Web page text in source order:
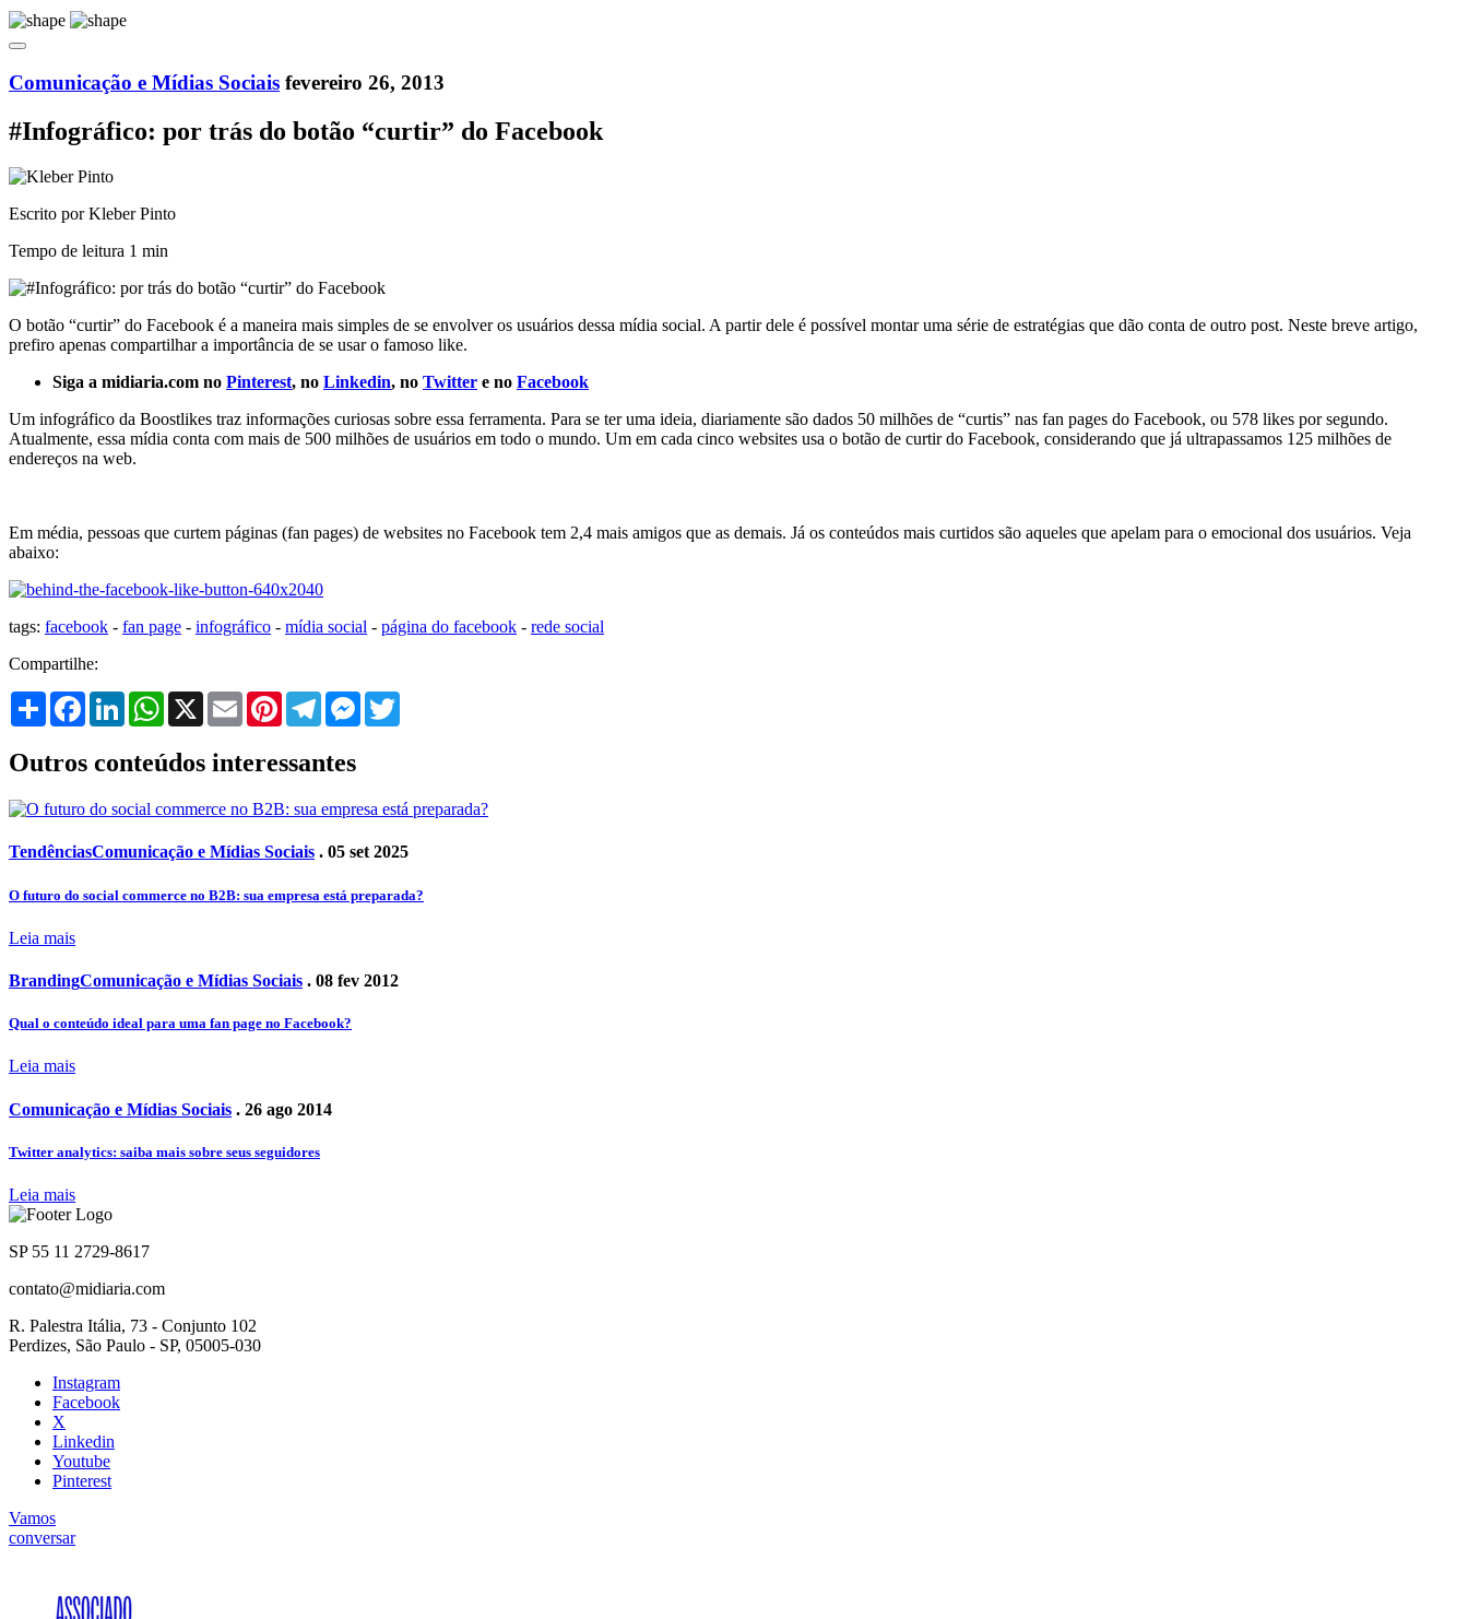
Comunicação e Mídias Sociais fevereiro 26, 2013
#Infográfico: por trás do botão “curtir” do Facebook
Escrito por Kleber Pinto
Tempo de leitura 1 min
O botão “curtir” do Facebook é a maneira mais simples de se envolver os usuários dessa mídia social. A partir dele é possível montar uma série de estratégias que dão conta de outro post. Neste breve artigo,
prefiro apenas compartilhar a importância de se usar o famoso like.
Siga a midiaria.com no Pinterest, no Linkedin, no Twitter e no Facebook
Um infográfico da Boostlikes traz informações curiosas sobre essa ferramenta. Para se ter uma ideia, diariamente são dados 50 milhões de “curtis” nas fan pages do Facebook, ou 578 likes por segundo.
Atualmente, essa mídia conta com mais de 500 milhões de usuários em todo o mundo. Um em cada cinco websites usa o botão de curtir do Facebook, considerando que já ultrapassamos 125 milhões de
endereços na web.
Em média, pessoas que curtem páginas (fan pages) de websites no Facebook tem 2,4 mais amigos que as demais. Já os conteúdos mais curtidos são aqueles que apelam para o emocional dos usuários. Veja
abaixo:
tags: facebook - fan page - infográfico - mídia social - página do facebook - rede social
Compartilhe:
Share FacebookLinkedInWhatsApp
X Email PinterestTelegramMessenger
Outros conteúdos interessantes
TendênciasComunicação e Mídias Sociais . 05 set 2025
O futuro do social commerce no B2B: sua empresa está preparada?
Leia mais
BrandingComunicação e Mídias Sociais . 08 fev 2012
Qual o conteúdo ideal para uma fan page no Facebook?
Leia mais
Comunicação e Mídias Sociais . 26 ago 2014
Twitter analytics: saiba mais sobre seus seguidores
Leia mais
SP 55 11 2729-8617
contato@midiaria.com
R. Palestra Itália, 73 - Conjunto 102
Perdizes, São Paulo - SP, 05005-030
Instagram
Facebook
X
Linkedin
Youtube
Pinterest
Vamos
conversar